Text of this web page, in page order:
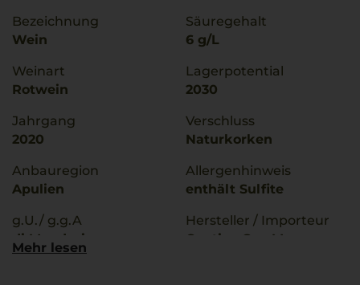
Bezeichnung
Wein
Weinart
Rotwein
Jahrgang
2020
Anbauregion
Apulien
g.U./ g.g.A
di Manduria
Säuregehalt
6 g/L
Lagerpotential
2030
Verschluss
Naturkorken
Allergenhinweis
enthält Sulfite
Hersteller / Importeur
Cantine San Marzano,
Mehr lesen